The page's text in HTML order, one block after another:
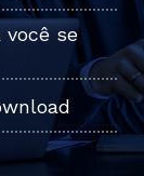
você se